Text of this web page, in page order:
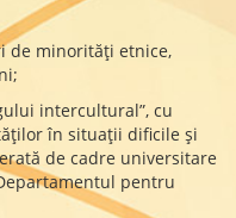
de minorități etnice,
intercultural”, cu
în situații dificile și
de cadre universitare
pentru